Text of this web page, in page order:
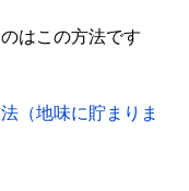
はこの方法です
（地味に貯まりま